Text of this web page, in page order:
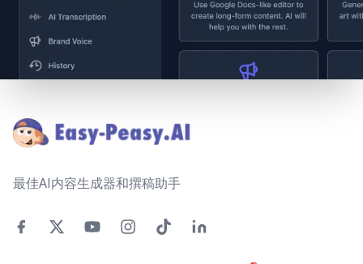
最佳AI内容生成器和撰稿助手